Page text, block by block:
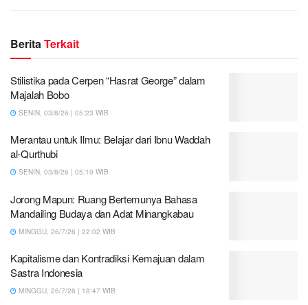
BeritaTerkait
Stilistika pada Cerpen “Hasrat George” dalam
Majalah Bobo
SENIN, 03/8/26 | 05:23 WIB
Merantau untuk Ilmu: Belajar dari Ibnu Waddah
al-Qurthubi
SENIN, 03/8/26 | 05:10 WIB
Jorong Mapun: Ruang Bertemunya Bahasa
Mandailing Budaya dan Adat Minangkabau
MINGGU, 26/7/26 | 22:02 WIB
Kapitalisme dan Kontradiksi Kemajuan dalam
Sastra Indonesia
MINGGU, 26/7/26 | 18:47 WIB